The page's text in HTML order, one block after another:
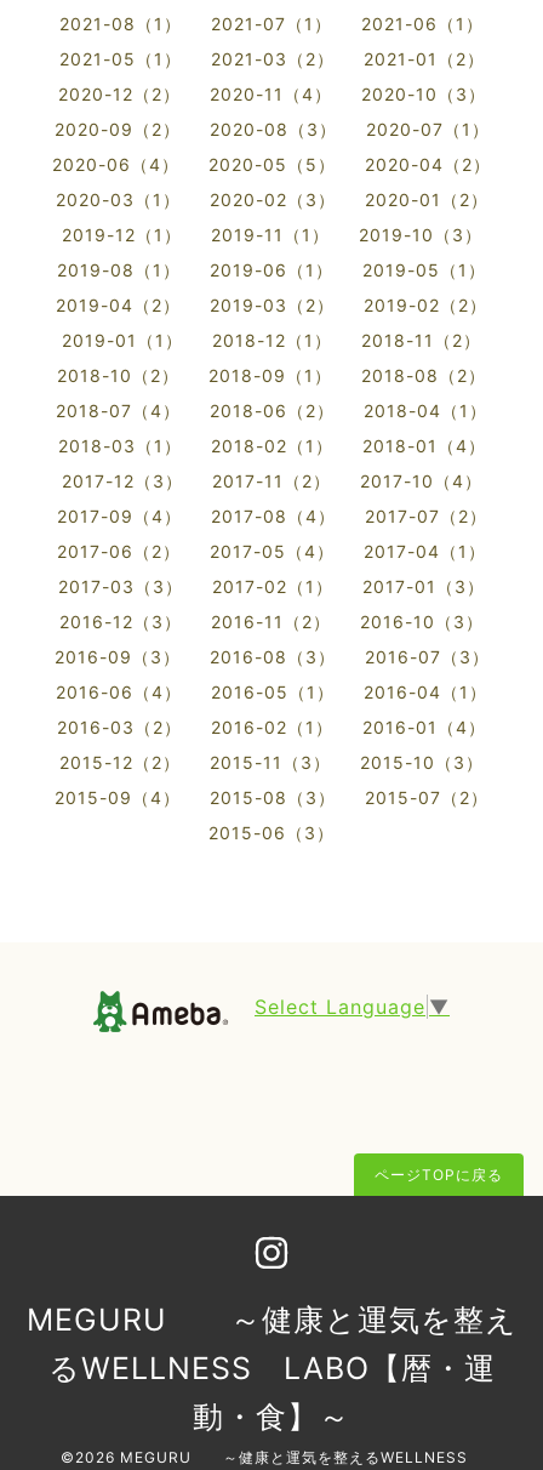
2021-08（1）
2021-07（1）
2021-06（1）
2021-05（1）
2021-03（2）
2021-01（2）
2020-12（2）
2020-11（4）
2020-10（3）
2020-09（2）
2020-08（3）
2020-07（1）
2020-06（4）
2020-05（5）
2020-04（2）
2020-03（1）
2020-02（3）
2020-01（2）
2019-12（1）
2019-11（1）
2019-10（3）
2019-08（1）
2019-06（1）
2019-05（1）
2019-04（2）
2019-03（2）
2019-02（2）
2019-01（1）
2018-12（1）
2018-11（2）
2018-10（2）
2018-09（1）
2018-08（2）
2018-07（4）
2018-06（2）
2018-04（1）
2018-03（1）
2018-02（1）
2018-01（4）
2017-12（3）
2017-11（2）
2017-10（4）
2017-09（4）
2017-08（4）
2017-07（2）
2017-06（2）
2017-05（4）
2017-04（1）
2017-03（3）
2017-02（1）
2017-01（3）
2016-12（3）
2016-11（2）
2016-10（3）
2016-09（3）
2016-08（3）
2016-07（3）
2016-06（4）
2016-05（1）
2016-04（1）
2016-03（2）
2016-02（1）
2016-01（4）
2015-12（2）
2015-11（3）
2015-10（3）
2015-09（4）
2015-08（3）
2015-07（2）
2015-06（3）
Select Language ▼
ページTOPに戻る
MEGURU ～健康と運気を整え
るWELLNESS LABO【暦・運
動・食】～
©2026 MEGURU ～健康と運気を整えるWELLNESS